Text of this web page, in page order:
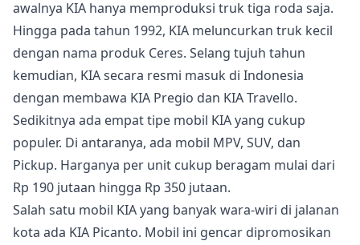
awalnya KIA hanya memproduksi truk tiga roda saja.
Hingga pada tahun 1992, KIA meluncurkan truk kecil
dengan nama produk Ceres. Selang tujuh tahun
kemudian, KIA secara resmi masuk di Indonesia
dengan membawa KIA Pregio dan KIA Travello.
Sedikitnya ada empat tipe mobil KIA yang cukup
populer. Di antaranya, ada mobil MPV, SUV, dan
Pickup. Harganya per unit cukup beragam mulai dari
Rp 190 jutaan hingga Rp 350 jutaan.
Salah satu mobil KIA yang banyak wara-wiri di jalanan
kota ada KIA Picanto. Mobil ini gencar dipromosikan